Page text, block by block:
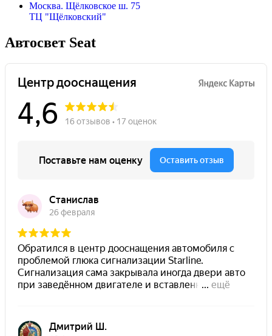
Москва. Щёлковское ш. 75
ТЦ "Щёлковский"
Автосвет Seat